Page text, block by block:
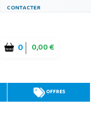
CONTACTER
0 0,00 €
OFFRES